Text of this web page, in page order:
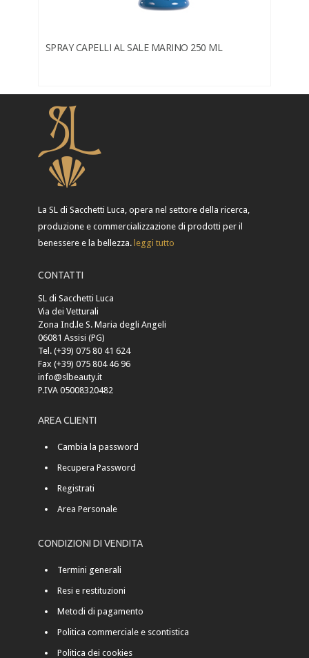
SPRAY CAPELLI AL SALE MARINO 250 ML
La SL di Sacchetti Luca, opera nel settore della ricerca,
produzione e commercializzazione di prodotti per il
benessere e la bellezza. leggi tutto
CONTATTI
SL di Sacchetti Luca
Via dei Vetturali
Zona Ind.le S. Maria degli Angeli
06081 Assisi (PG)
Tel. (+39) 075 80 41 624
Fax (+39) 075 804 46 96
info@slbeauty.it
P.IVA 05008320482
AREA CLIENTI
Cambia la password
Recupera Password
Registrati
Area Personale
CONDIZIONI DI VENDITA
Termini generali
Resi e restituzioni
Metodi di pagamento
Politica commerciale e scontistica
Politica dei cookies